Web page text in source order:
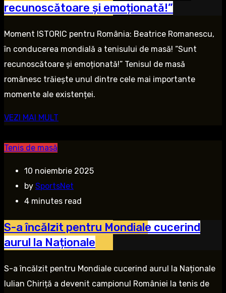
recunoscătoare și emoționată!”
Moment ISTORIC pentru România: Beatrice Romanescu,
în conducerea mondială a tenisului de masă! “Sunt
recunoscătoare și emoționată!” Tenisul de masă
românesc trăiește unul dintre cele mai importante
momente ale existenței.
VEZI MAI MULT
Tenis de masă
10 noiembrie 2025
by SportsNet
4 minutes read
S-a încălzit pentru Mondiale cucerind
aurul la Naționale
S-a încălzit pentru Mondiale cucerind aurul la Naționale
Iulian Chiriță a devenit campionul României la tenis de